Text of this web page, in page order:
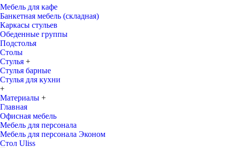
Мебель для кафе
Банкетная мебель (складная)
Каркасы стульев
Обеденные группы
Подстолья
Столы
Стулья +
Стулья барные
Стулья для кухни
+
Материалы +
Главная
Офисная мебель
Мебель для персонала
Мебель для персонала Эконом
Стол Uliss